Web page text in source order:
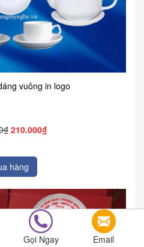
vuông in logo
210.000₫
hàng
Gọi Ngay Email